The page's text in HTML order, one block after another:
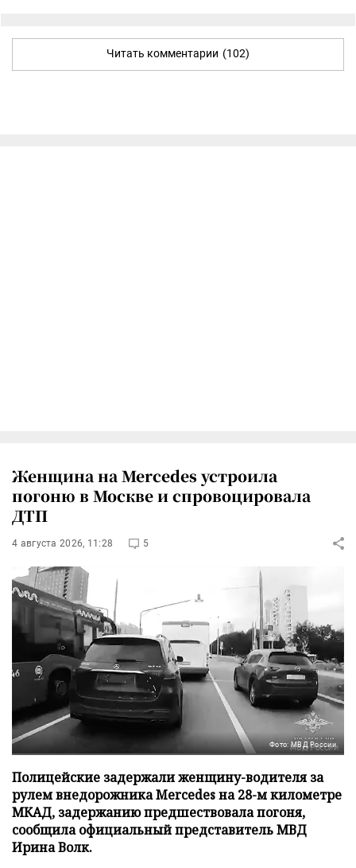
Читать комментарии (102)
Женщина на Mercedes устроила
погоню в Москве и спровоцировала
ДТП
4 августа 2026, 11:28 5
Фото: МВД России
Полицейские задержали женщину-водителя за
рулем внедорожника Mercedes на 28-м километре
МКАД, задержанию предшествовала погоня,
сообщила официальный представитель МВД
Ирина Волк.